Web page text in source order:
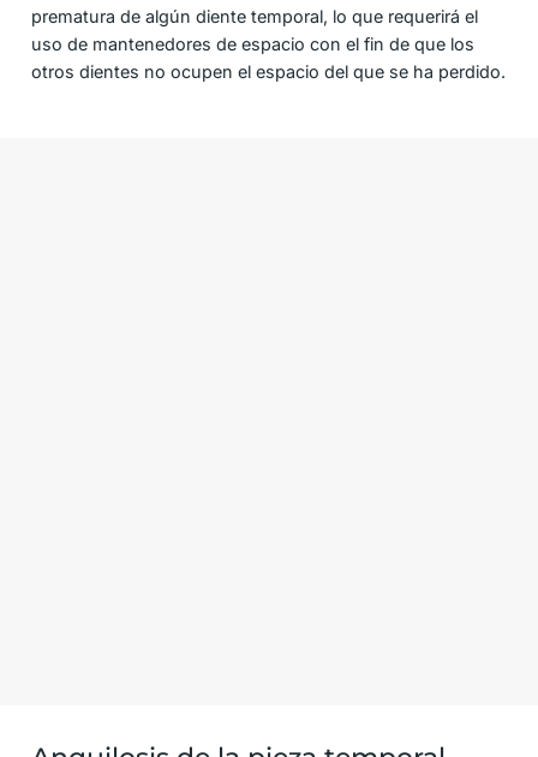
prematura de algún diente temporal, lo que requerirá el
uso de mantenedores de espacio con el fin de que los
otros dientes no ocupen el espacio del que se ha perdido.